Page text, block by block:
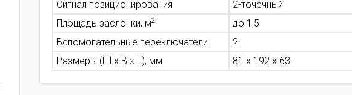
Сигнал позиционирования
2-точечный
Площадь заслонки, м2
до 1,5
Вспомогательные переключатели
2
Размеры (Ш х В х Г), мм
81 x 192 x 63